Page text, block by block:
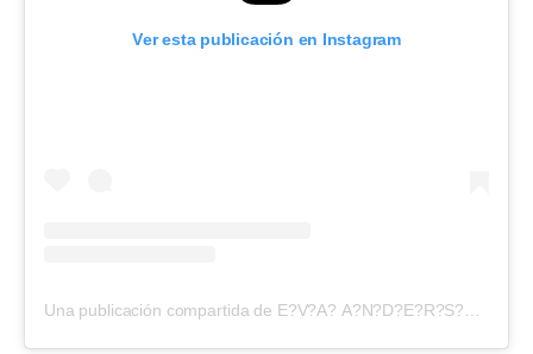
Ver esta publicación en Instagram